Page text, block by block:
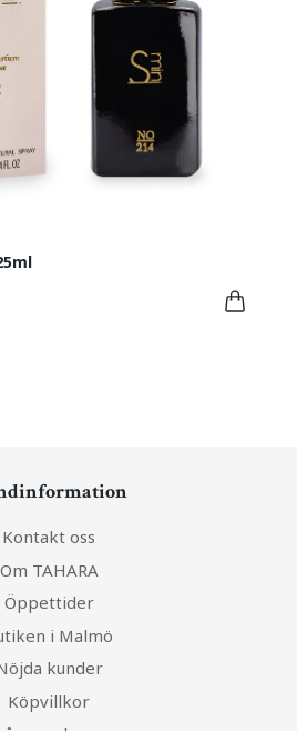
Kontakt oss
Om TAHARA
Öppettider
i Malmö
kunder
Köpvillkor